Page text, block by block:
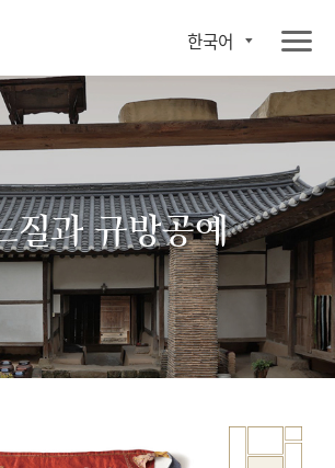
한국어
질과 규방공예